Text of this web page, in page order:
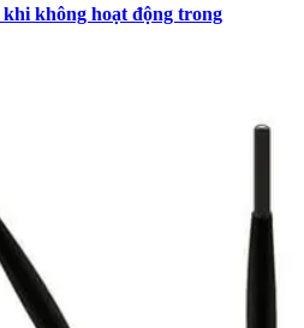
không hoạt động trong